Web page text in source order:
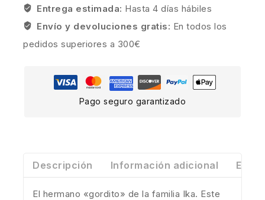
Entrega estimada: Hasta 4 días hábiles
Envío y devoluciones gratis: En todos los
pedidos superiores a 300€
Pago seguro garantizado
Descripción Información adicional
El hermano «gordito» de la familia Ika. Este